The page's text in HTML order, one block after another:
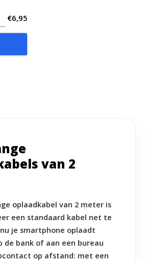
€6,95
van 2
oplaadkabel van 2 meter is
een standaard kabel net te
je smartphone oplaadt
de bank of aan een bureau
op afstand: met een